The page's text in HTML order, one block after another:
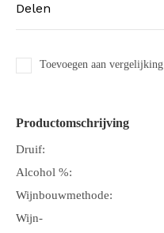
Delen
Toevoegen aan vergelijking
Productomschrijving
Druif:
Alcohol %:
Wijnbouwmethode:
Wijn-